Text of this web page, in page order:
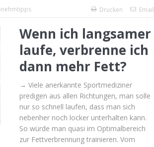
Drucken Email
Wenn ich langsamer
laufe, verbrenne ich
dann mehr Fett?
→ Viele anerkannte Sportmediziner
predigen aus allen Richtungen, man solle
nur so schnell laufen, dass man sich
nebenher noch locker unterhalten kann.
So würde man quasi im Optimalbereich
zur Fettverbrennung trainieren. Vom